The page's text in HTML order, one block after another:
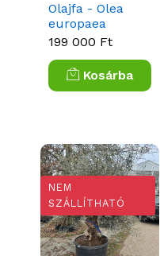
Olajfa - Olea
europaea
Bonsai
199 000 Ft
Kosárba
NEM
SZÁLLÍTHATÓ